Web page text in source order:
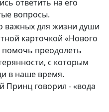
ответить на его
вопросы.
важных для жизни души
карточкой «Нового
преодолеть
с которым
в наше время.
Принц говорил - «вода